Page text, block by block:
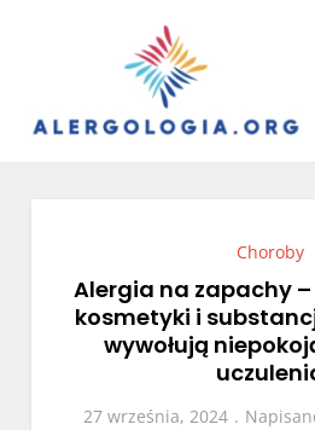
Choroby
Alergia na zapachy
kosmetyki i
wywołują
27 września, 2024